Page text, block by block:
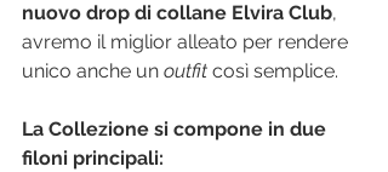
nuovo drop di collane Elvira Club,
avremo il miglior alleato per rendere
unico anche un outfit così semplice.
La Collezione si compone in due
filoni principali: